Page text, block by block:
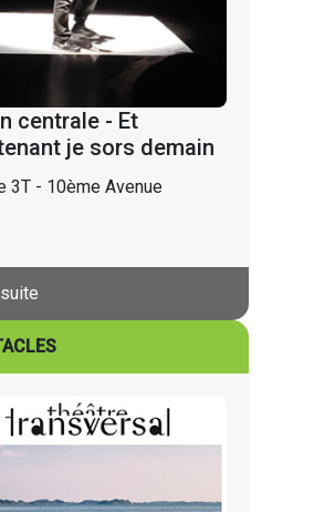
centrale - Et
je sors demain
3T - 10ème Avenue